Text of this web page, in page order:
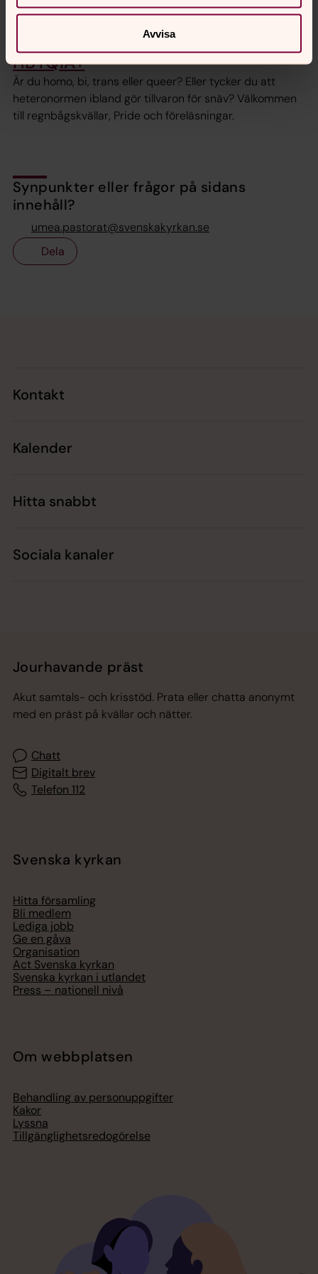
Avvisa
samtala om livet.
HBTQIA+
Är du homo, bi, trans eller queer? Eller tycker du att
heteronormen ibland gör tillvaron för snäv? Välkommen
till regnbågskvällar, Pride och föreläsningar.
Synpunkter eller frågor på sidans
innehåll?
umea.pastorat@svenskakyrkan.se
Dela
Kontakt
Kalender
Hitta snabbt
Sociala kanaler
Jourhavande präst
Akut samtals- och krisstöd. Prata eller chatta anonymt
med en präst på kvällar och nätter.
Chatt
Digitalt brev
Telefon 112
Svenska kyrkan
Hitta församling
Bli medlem
Lediga jobb
Ge en gåva
Organisation
Act Svenska kyrkan
Svenska kyrkan i utlandet
Press – nationell nivå
Om webbplatsen
Behandling av personuppgifter
Kakor
Lyssna
Tillgänglighetsredogörelse